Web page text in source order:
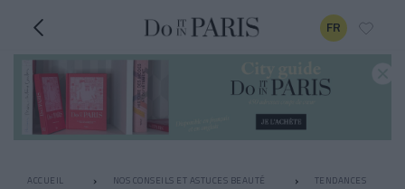
FR
ACCUEIL NOS CONSEILS ET ASTUCES BEAUTÉ TENDANCES